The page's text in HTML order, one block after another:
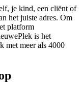
je kind, een cliënt of
het juiste adres. Om
platform
is het
met meer als 4000